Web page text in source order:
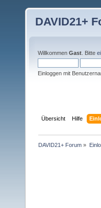
DAVID21+
Willkommen Gast . Bitte
Einloggen mit
Übersicht Hilfe
DAVID21+ Forum »